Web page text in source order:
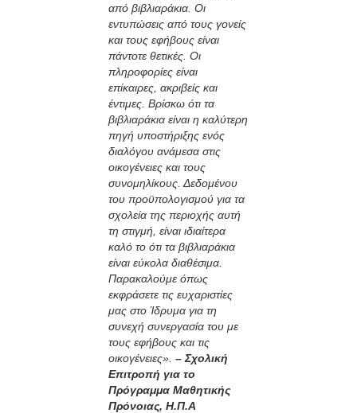
από βιβλιαράκια. Οι
εντυπώσεις από τους γονείς
και τους εφήβους είναι
πάντοτε θετικές. Οι
πληροφορίες είναι
επίκαιρες, ακριβείς και
έντιμες. Βρίσκω ότι τα
βιβλιαράκια είναι η καλύτερη
πηγή υποστήριξης ενός
διαλόγου ανάμεσα στις
οικογένειες και τους
συνομηλίκους. Δεδομένου
του προϋπολογισμού για τα
σχολεία της περιοχής αυτή
τη στιγμή, είναι ιδιαίτερα
καλό το ότι τα βιβλιαράκια
είναι εύκολα διαθέσιμα.
Παρακαλούμε όπως
εκφράσετε τις ευχαριστίες
μας στο Ίδρυμα για τη
συνεχή συνεργασία του με
τους εφήβους και τις
οικογένειες». – Σχολική
Επιτροπή για το
Πρόγραμμα Μαθητικής
Πρόνοιας, Η.Π.Α